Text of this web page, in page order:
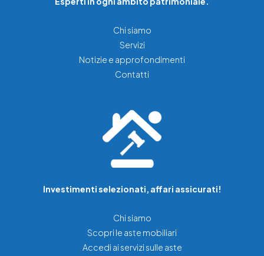
Chi siamo
Servizi
Notizie e approfondimenti
Contatti
Investimenti selezionati, affari assicurati!
Chi siamo
Scopri le aste mobiliari
Accedi ai servizi sulle aste